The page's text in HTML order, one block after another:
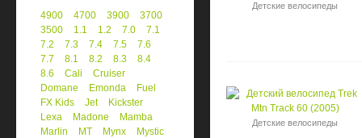
4900 4700 3900
3700
3500
1.1 1.2 7.0
7.1
7.2
7.3 7.4 7.5
7.6
7.7
8.1 8.2 8.3
8.4
8.6
Cali
Cruiser
Domane
Emonda
Fuel
FX Kids
Jet
Kickster
Lexa
Madone
Mamba
Marlin
MT Mynx
Mystic
Детские велосипеды
Детские велосипеды